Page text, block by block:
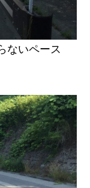
ないペース